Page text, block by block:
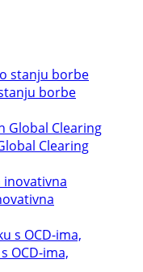
borbe
Clearing
OCD-ima,